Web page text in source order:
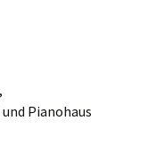
Pianohaus